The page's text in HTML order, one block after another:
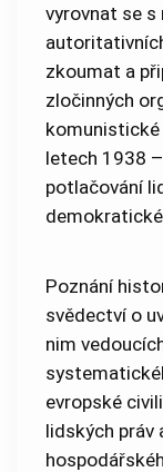
vyrovnat se
zkoumat a
zločinných
letech 1938
potlačování
Poznání
svědectví o
nim
evropské
lidských práv